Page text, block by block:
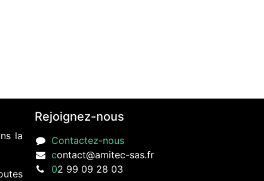
la
Rejoignez-nous
Contactez-nous
contact@amitec-sas.fr
02 99 09 28 03